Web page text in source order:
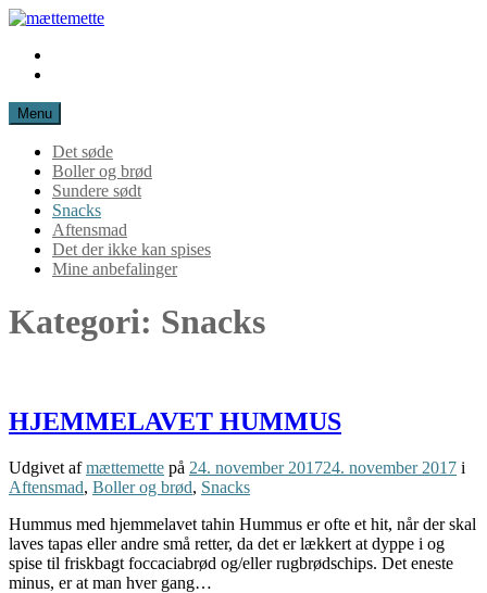
Spring
indhold
mættemette
Menu
Det søde
Boller og brød
Sundere sødt
Snacks
Aftensmad
Det der ikke kan spises
Mine anbefalinger
Kategori: Snacks
HJEMMELAVET HUMMUS
Udgivet afmættemette på 24. november 201724. november 2017 i
Aftensmad, Boller og brød, Snacks
Hummus med hjemmelavet tahin Hummus er ofte et hit, når der skal
laves tapas eller andre små retter, da det er lækkert at dyppe i og
spise til friskbagt foccaciabrød og/eller rugbrødschips. Det eneste
minus, er at man hver gang…